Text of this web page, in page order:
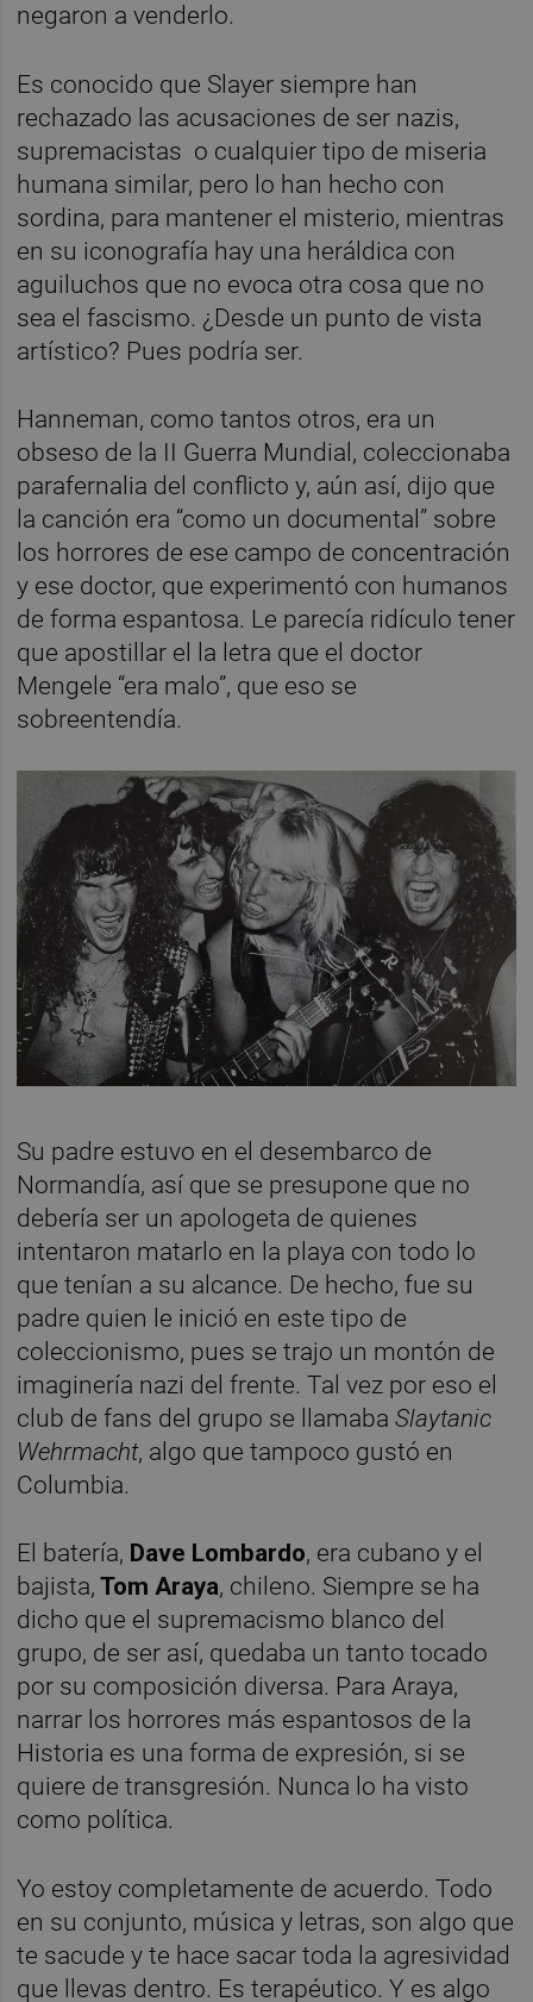
negaron a venderlo.
Es conocido que Slayer siempre han
rechazado las acusaciones de ser nazis,
supremacistas o cualquier tipo de miseria
humana similar, pero lo han hecho con
sordina, para mantener el misterio, mientras
en su iconografía hay una heráldica con
aguiluchos que no evoca otra cosa que no
sea el fascismo. ¿Desde un punto de vista
artístico? Pues podría ser.
Hanneman, como tantos otros, era un
obseso de la II Guerra Mundial, coleccionaba
parafernalia del conflicto y, aún así, dijo que
la canción era “como un documental” sobre
los horrores de ese campo de concentración
y ese doctor, que experimentó con humanos
de forma espantosa. Le parecía ridículo tener
que apostillar el la letra que el doctor
Mengele “era malo”, que eso se
sobreentendía.
Su padre estuvo en el desembarco de
Normandía, así que se presupone que no
debería ser un apologeta de quienes
intentaron matarlo en la playa con todo lo
que tenían a su alcance. De hecho, fue su
padre quien le inició en este tipo de
coleccionismo, pues se trajo un montón de
imaginería nazi del frente. Tal vez por eso el
club de fans del grupo se llamabaSlaytanic
Wehrmacht, algo que tampoco gustó en
Columbia.
El batería, Dave Lombardo, era cubano y el
bajista, Tom Araya, chileno. Siempre se ha
dicho que el supremacismo blanco del
grupo, de ser así, quedaba un tanto tocado
por su composición diversa. Para Araya,
narrar los horrores más espantosos de la
Historia es una forma de expresión, si se
quiere de transgresión. Nunca lo ha visto
como política.
Yo estoy completamente de acuerdo. Todo
en su conjunto, música y letras, son algo que
te sacude y te hace sacar toda la agresividad
que llevas dentro. Es terapéutico. Y es algo